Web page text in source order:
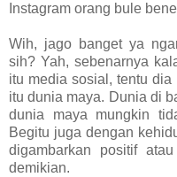
Instagram orang bule
Wih, jago banget ya
sih? Yah, sebenarnya
itu media sosial, tentu
itu dunia maya. Dunia di
dunia maya mungkin
Begitu juga dengan
digambarkan positif
demikian.